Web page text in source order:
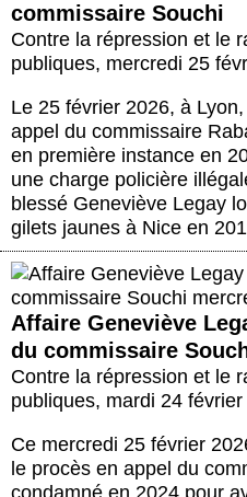
commissaire Souchi
Contre la répression et le
publiques, mercredi 25
Le 25 février 2026, à
appel du commissaire
en première instance en
une charge policière
blessé Geneviève Legay
gilets jaunes à Nice en
Affaire Geneviève
du commissaire
Contre la répression et le
publiques, mardi 24
Ce mercredi 25 février
le procès en appel du